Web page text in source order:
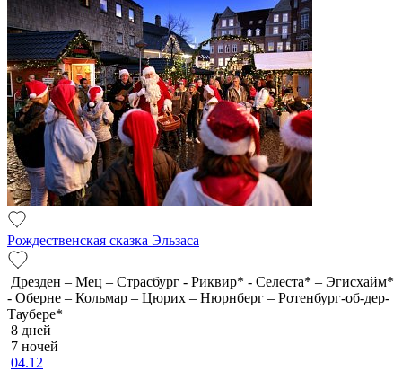
Рождественская сказка Эльзаса
Дрезден – Мец – Страсбург - Риквир* - Селеста* – Эгисхайм*
- Оберне – Кольмар – Цюрих – Нюрнберг – Ротенбург-об-дер-
Таубере*
8 дней
7 ночей
04.12